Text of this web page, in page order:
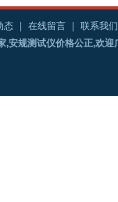
态 在线留言
联系我们
,安规测试仪价格公正,欢迎